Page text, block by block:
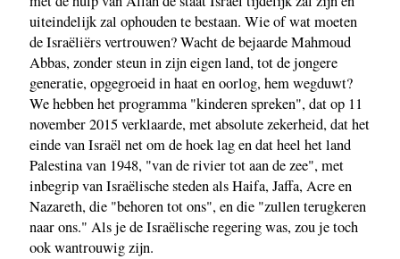
uiteindelijk zal ophouden te bestaan. Wie of wat moeten
de Israëliërs vertrouwen? Wacht de bejaarde Mahmoud
Abbas, zonder steun in zijn eigen land, tot de jongere
generatie, opgegroeid in haat en oorlog, hem wegduwt?
We hebben het programma "kinderen spreken", dat op 11
november 2015 verklaarde, met absolute zekerheid, dat het
einde van Israël net om de hoek lag en dat heel het land
Palestina van 1948, "van de rivier tot aan de zee", met
inbegrip van Israëlische steden als Haifa, Jaffa, Acre en
Nazareth, die "behoren tot ons", en die "zullen terugkeren
naar ons." Als je de Israëlische regering was, zou je toch
ook wantrouwig zijn.